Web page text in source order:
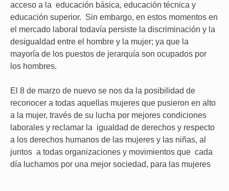
acceso a la educación básica, educación técnica y
educación superior. Sin embargo, en estos momentos en
el mercado laboral todavía persiste la discriminación y la
desigualdad entre el hombre y la mujer; ya que la
mayoría de los puestos de jerarquía son ocupados por
los hombres.
El 8 de marzo de nuevo se nos da la posibilidad de
reconocer a todas aquellas mujeres que pusieron en alto
a la mujer, través de su lucha por mejores condiciones
laborales y reclamar la igualdad de derechos y respecto
a los derechos humanos de las mujeres y las niñas, al
juntos a todas organizaciones y movimientos que cada
día luchamos por una mejor sociedad, para las mujeres